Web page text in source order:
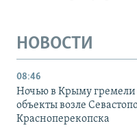
НОВОСТИ
08:46
Ночью в Крыму гремели
объекты возле
Красноперекопска